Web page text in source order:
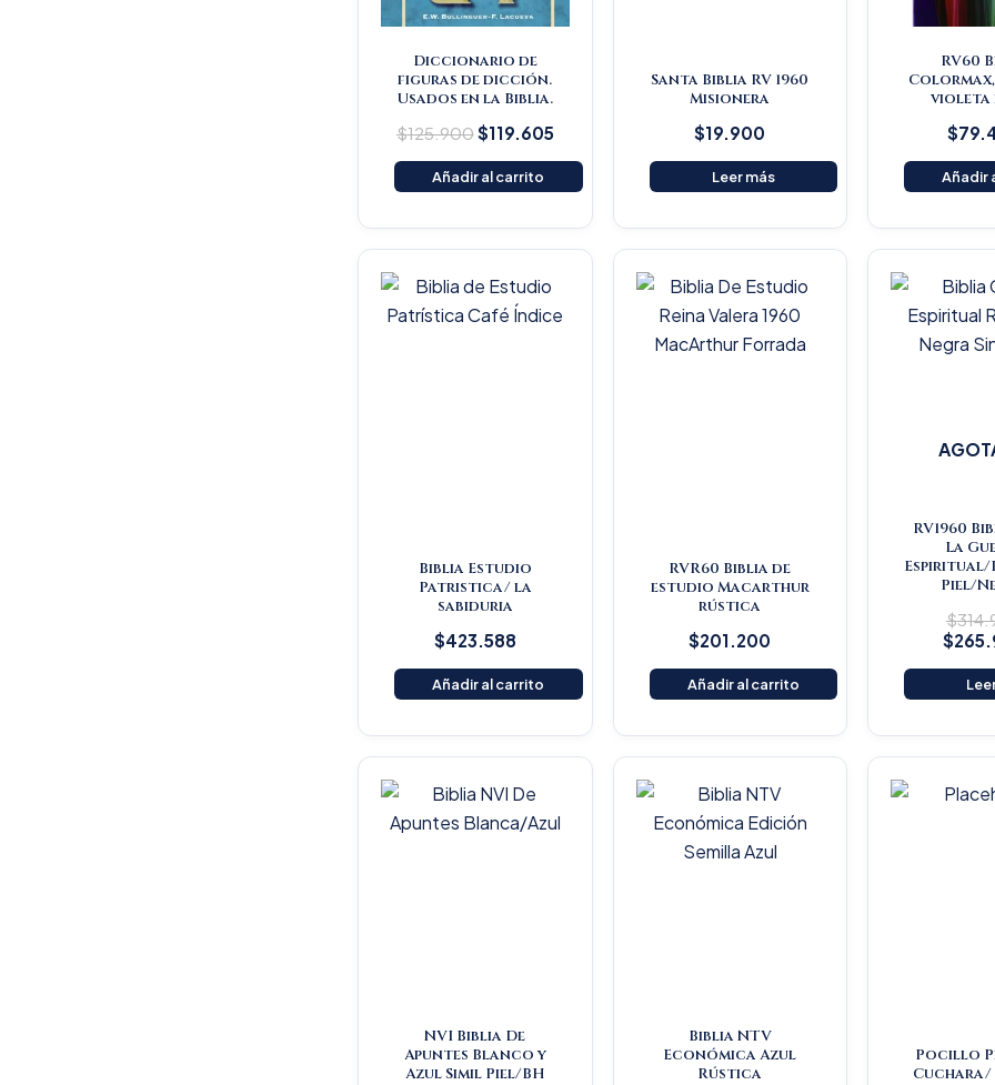
Diccionario de
figuras de dicción.
Usados en la Biblia.
$125.900$119.605
Añadir al carrito
Santa Biblia RV 1960
Misionera
$19.900
Leer más
RV60
violeta
$
Añadir
Biblia Estudio
Patristica/ la
sabiduria
$423.588
Añadir al carrito
RVR60 Biblia de
estudio Macarthur
rústica
$201.200
Añadir al carrito
RV1960
La
Espiritual/
Piel/
$
$
NVI Biblia De
Apuntes Blanco y
Azul Simil Piel/BH
Biblia NTV
Económica Azul
Rústica
price
$16.500.
Current
$15.675.
Pocillo
Cuchara/